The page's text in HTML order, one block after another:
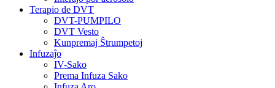
Terapio de DVT
DVT-PUMPILO
DVT Vesto
Kunpremaj Ŝtrumpetoj
Infuzaĵo
IV-Sako
Prema Infuza Sako